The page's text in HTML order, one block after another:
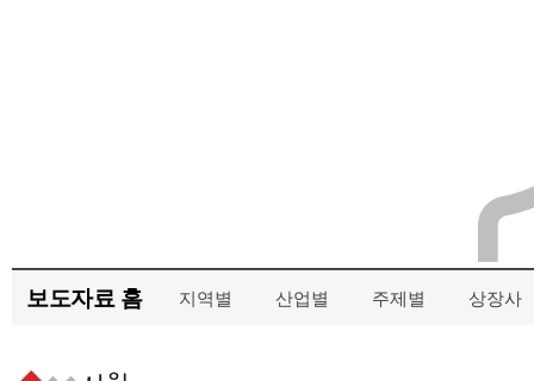
보도자료 홈 지역별 산업별 주제별 상장사